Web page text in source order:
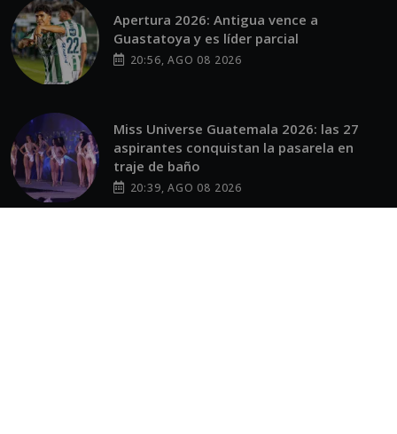
Apertura 2026: Antigua vence a
Guastatoya y es líder parcial
20:56, AGO 08 2026
Miss Universe Guatemala 2026: las 27
aspirantes conquistan la pasarela en
traje de baño
20:39, AGO 08 2026